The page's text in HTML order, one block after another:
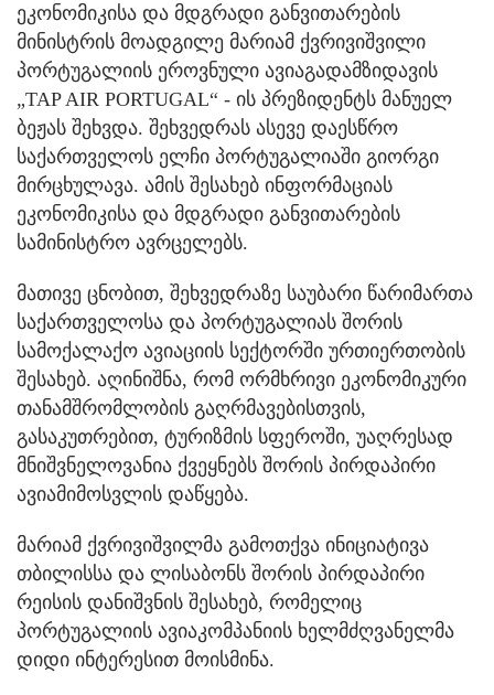
ეკონომიკისა და მდგრადი განვითარების
მინისტრის მოადგილე მარიამ ქვრივიშვილი
პორტუგალიის ეროვნული ავიაგადამზიდავის
„TAP AIR PORTUGAL“ - ის პრეზიდენტს მანუელ
ბეჟას შეხვდა. შეხვედრას ასევე დაესწრო
საქართველოს ელჩი პორტუგალიაში გიორგი
მირცხულავა. ამის შესახებ ინფორმაციას
ეკონომიკისა და მდგრადი განვითარების
სამინისტრო ავრცელებს.
მათივე ცნობით, შეხვედრაზე საუბარი წარიმართა
საქართველოსა და პორტუგალიას შორის
სამოქალაქო ავიაციის სექტორში ურთიერთობის
შესახებ. აღინიშნა, რომ ორმხრივი ეკონომიკური
თანამშრომლობის გაღრმავებისთვის,
გასაკუთრებით, ტურიზმის სფეროში, უაღრესად
მნიშვნელოვანია ქვეყნებს შორის პირდაპირი
ავიამიმოსვლის დაწყება.
მარიამ ქვრივიშვილმა გამოთქვა ინიციატივა
თბილისსა და ლისაბონს შორის პირდაპირი
რეისის დანიშვნის შესახებ, რომელიც
პორტუგალიის ავიაკომპანიის ხელმძღვანელმა
დიდი ინტერესით მოისმინა.